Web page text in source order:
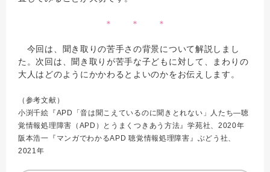
＊ ＊ ＊
今回は、聞き取りの苦手さの背景について解説しまし
た。次回は、聞き取りが苦手な子どもに対して、まわりの
大人はどのようにかかわるとよいのかをお伝えします。
（参考文献）
小渕千絵『APD「音は聞こえているのに聞きとれない」人たち―聴
覚情報処理障害（APD）とうまくつきあう方法』学苑社、2020年
阪本浩一『マンガでわかるAPD 聴覚情報処理障害』ぶどう社、
2021年